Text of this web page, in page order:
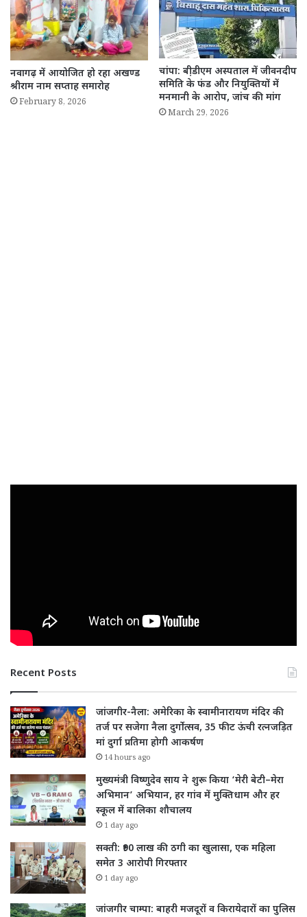
नवागढ़ में आयोजित हो रहा अखण्ड
श्रीराम नाम सप्ताह समारोह
February 8, 2026
चांपा: बी़डीएम अस्पताल में जीवनदीप
समिति के फंड और नियुक्तियों में
मनमानी के आरोप, जांच की मांग
March 29, 2026
Recent Posts
जांजगीर-नैला: अमेरिका के स्वामीनारायण मंदिर की
तर्ज पर सजेगा नैला दुर्गोत्सव, 35 फीट ऊंची रत्नजड़ित
मां दुर्गा प्रतिमा होगी आकर्षण
14 hours ago
मुख्यमंत्री विष्णुदेव साय ने शुरू किया ‘मेरी बेटी–मेरा
अभिमान’ अभियान, हर गांव में मुक्तिधाम और हर
स्कूल में बालिका शौचालय
1 day ago
सक्ती: ₹90 लाख की ठगी का खुलासा, एक महिला
समेत 3 आरोपी गिरफ्तार
1 day ago
जांजगीर चाम्पा: बाहरी मजदूरों व किरायेदारों का पुलिस